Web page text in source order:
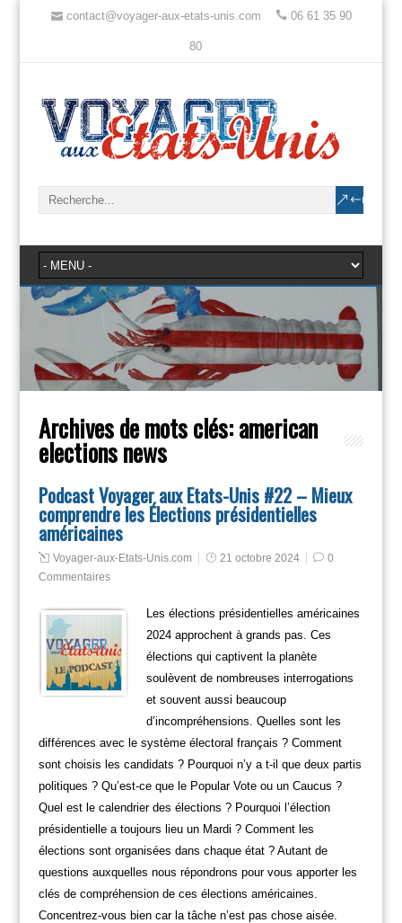
contact@voyager-aux-etats-unis.com 06 61 35 90
80
Archives de mots clés:american
elections news
Podcast Voyager aux Etats-Unis #22 – Mieux
comprendre les Élections présidentielles
américaines
Voyager-aux-Etats-Unis.com 21 octobre 2024
0
Commentaires
Les élections présidentielles américaines
2024 approchent à grands pas. Ces
élections qui captivent la planète
soulèvent de nombreuses interrogations
et souvent aussi beaucoup
d’incompréhensions. Quelles sont les
différences avec le système électoral français ? Comment
sont choisis les candidats ? Pourquoi n’y a t-il que deux partis
politiques ? Qu’est-ce que le Popular Vote ou un Caucus ?
Quel est le calendrier des élections ? Pourquoi l’élection
présidentielle a toujours lieu un Mardi ? Comment les
élections sont organisées dans chaque état ? Autant de
questions auxquelles nous répondrons pour vous apporter les
clés de compréhension de ces élections américaines.
Concentrez-vous bien car la tâche n’est pas chose aisée.